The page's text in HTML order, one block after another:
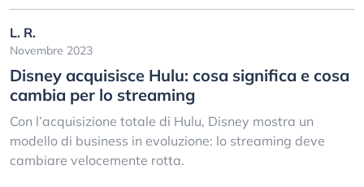
L. R.
Novembre 2023
Disney acquisisce Hulu: cosa significa e cosa
cambia per lo streaming
Con l’acquisizione totale di Hulu, Disney mostra un
modello di business in evoluzione: lo streaming deve
cambiare velocemente rotta.